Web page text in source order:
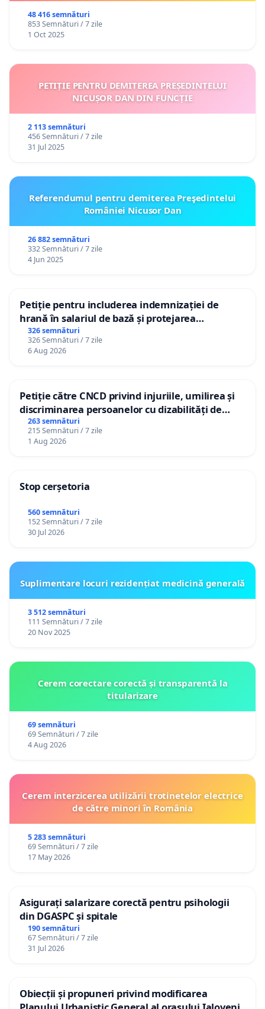
48 416 semnături
853 Semnături / 7 zile
1 Oct 2025
PETIȚIE PENTRU DEMITEREA PREȘEDINTELUI
NICUȘOR DAN DIN FUNCȚIE
2 113 semnături
456 Semnături / 7 zile
31 Jul 2025
Referendumul pentru demiterea Preşedintelui
României Nicusor Dan
26 882 semnături
332 Semnături / 7 zile
4 Jun 2025
Petiție pentru includerea indemnizației de
hrană în salariul de bază și protejarea
gradațiilor de vechime pentru asistenții
personali
326 semnături
326 Semnături / 7 zile
6 Aug 2026
Petiție către CNCD privind injuriile, umilirea și
discriminarea persoanelor cu dizabilități de
către utilizatorul TikTok „Gorici”
263 semnături
215 Semnături / 7 zile
1 Aug 2026
Stop cerșetoria
560 semnături
152 Semnături / 7 zile
30 Jul 2026
Suplimentare locuri rezidențiat medicină generală
3 512 semnături
111 Semnături / 7 zile
20 Nov 2025
Cerem corectare corectă și transparentă la
titularizare
69 semnături
69 Semnături / 7 zile
4 Aug 2026
Cerem interzicerea utilizării trotinetelor electrice
de către minori în România
5 283 semnături
69 Semnături / 7 zile
17 May 2026
Asigurați salarizare corectă pentru psihologii
din DGASPC și spitale
190 semnături
67 Semnături / 7 zile
31 Jul 2026
Obiecții și propuneri privind modificarea